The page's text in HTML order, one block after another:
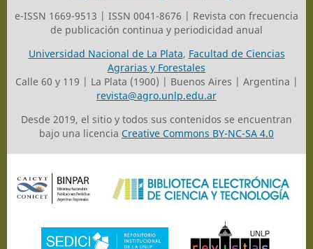
e-ISSN 1669-9513 | ISSN 0041-8676 | Revista con frecuencia
de publicación continua y periodicidad anual
Universidad Nacional de La Plata, Facultad de Ciencias
Agrarias y Forestales
Calle 60 y 119 | La Plata (1900) | Buenos Aires | Argentina |
revista@agro.unlp.edu.ar
Desde 2019, el sitio y todos sus contenidos se encuentran
bajo una licencia Creative Commons BY-NC-SA 4.0